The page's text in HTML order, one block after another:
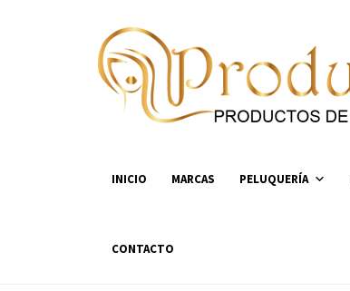
Ir
a
la
navegación
Ir
al
contenido
INICIO MARCAS PELUQUERÍA
CONTACTO